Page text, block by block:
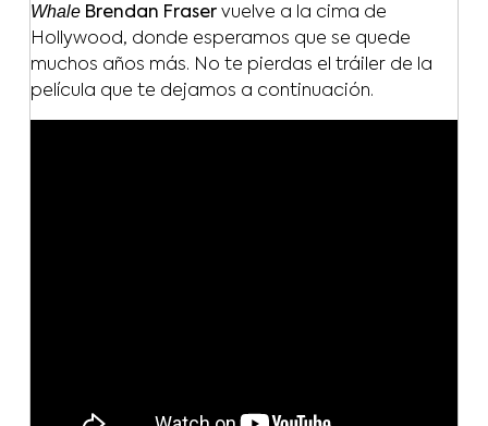
WhaleBrendan Fraservuelve a la cima de
Hollywood, donde esperamos que se quede
muchos años más. No te pierdas el tráiler de la
película que te dejamos a continuación.